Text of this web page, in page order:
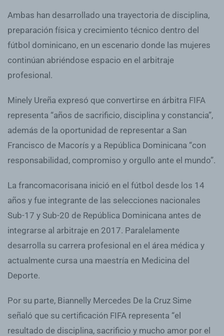
Ambas han desarrollado una trayectoria de disciplina,
preparación física y crecimiento técnico dentro del
fútbol dominicano, en un escenario donde las mujeres
continúan abriéndose espacio en el arbitraje
profesional.
Minely Ureña expresó que convertirse en árbitra FIFA
representa “años de sacrificio, disciplina y constancia”,
además de la oportunidad de representar a San
Francisco de Macorís y a República Dominicana “con
responsabilidad, compromiso y orgullo ante el mundo”.
La francomacorisana inició en el fútbol desde los 14
años y fue integrante de las selecciones nacionales
Sub-17 y Sub-20 de República Dominicana antes de
integrarse al arbitraje en 2017. Paralelamente
desarrolla su carrera profesional en el área médica y
actualmente cursa una maestría en Medicina del
Deporte.
Por su parte, Biannelly Mercedes De la Cruz Sime
señaló que su certificación FIFA representa “el
resultado de disciplina, sacrificio y mucho amor por el